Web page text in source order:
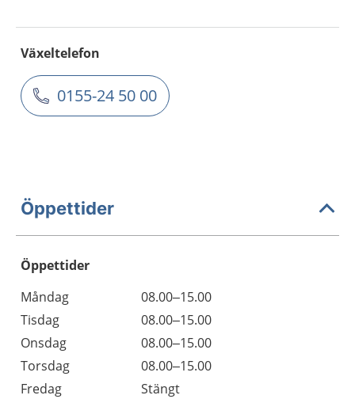
Växeltelefon
0155-24 50 00
Öppettider
Öppettider
Dag
Öppettider
Kommentarer
Måndag
08.00–15.00
Tisdag
08.00–15.00
Onsdag
08.00–15.00
Torsdag
08.00–15.00
Fredag
Stängt